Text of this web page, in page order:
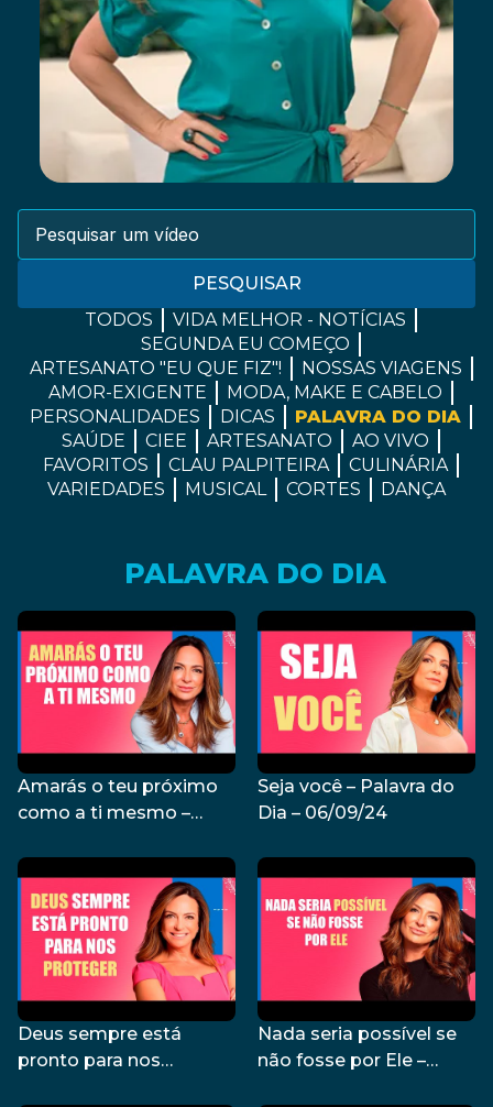
PESQUISAR
TODOS
VIDA MELHOR - NOTÍCIAS
SEGUNDA EU COMEÇO
ARTESANATO "EU QUE FIZ"!
NOSSAS VIAGENS
AMOR-EXIGENTE
MODA, MAKE E CABELO
PERSONALIDADES
DICAS
PALAVRA DO DIA
SAÚDE
CIEE ARTESANATO
AO VIVO
FAVORITOS
CLAU PALPITEIRA
CULINÁRIA
VARIEDADES
MUSICAL CORTES DANÇA
PALAVRA DO DIA
Amarás o teu próximo
como a ti mesmo –
09/09/24
Seja você – Palavra do
Dia – 06/09/24
Deus sempre está
pronto para nos
Nada seria possível se
não fosse por Ele –